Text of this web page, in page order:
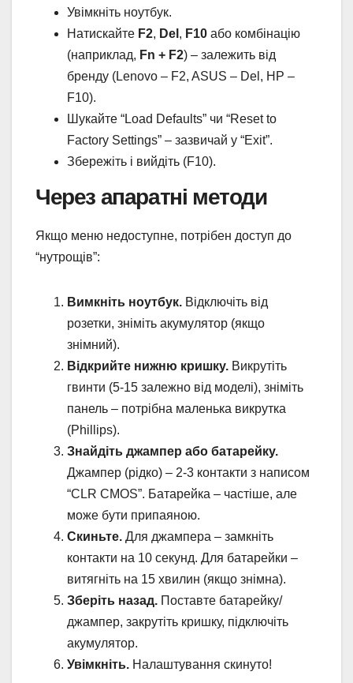
Увімкніть ноутбук.
Натискайте F2, Del , F10 або комбінацію
(наприклад, Fn + F2) – залежить від
бренду (Lenovo – F2, ASUS – Del, HP –
F10).
Шукайте “Load Defaults” чи “Reset to
Factory Settings” – зазвичай у “Exit”.
Збережіть і вийдіть (F10).
Через апаратні методи
Якщо меню недоступне, потрібен доступ до
“нутрощів”:
Вимкніть ноутбук. Відключіть від
розетки, зніміть акумулятор (якщо
знімний).
Відкрийте нижню кришку. Викрутіть
гвинти (5-15 залежно від моделі), зніміть
панель – потрібна маленька викрутка
(Phillips).
Знайдіть джампер або батарейку.
Джампер (рідко) – 2-3 контакти з написом
“CLR CMOS”. Батарейка – частіше, але
може бути припаяною.
Скиньте. Для джампера – замкніть
контакти на 10 секунд. Для батарейки –
витягніть на 15 хвилин (якщо знімна).
Зберіть назад. Поставте батарейку/
джампер, закрутіть кришку, підключіть
акумулятор.
Увімкніть. Налаштування скинуто!